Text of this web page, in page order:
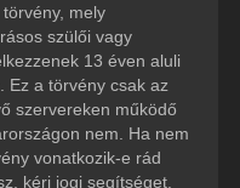
mely
szülői vagy
13 éven aluli
Ez a törvény csak az
szervereken működő
nem. Ha nem
vonatkozik-e rád
kérj jogi segítséget.